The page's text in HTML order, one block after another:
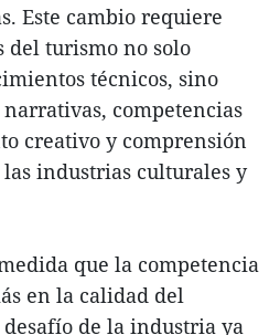
Este cambio requiere
del turismo no solo
técnicos, sino
competencias
creativo y comprensión
industrias culturales y
que la competencia
en la calidad del
de la industria ya